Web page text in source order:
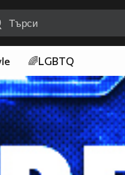
🌈LGBTQ